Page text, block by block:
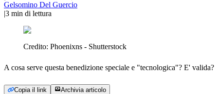
Gelsomino Del Guercio
|3 min di lettura
Credito: Phoenixns - Shutterstock
A cosa serve questa benedizione speciale e "tecnologica"? E' valida?
Copia il link Archivia articolo